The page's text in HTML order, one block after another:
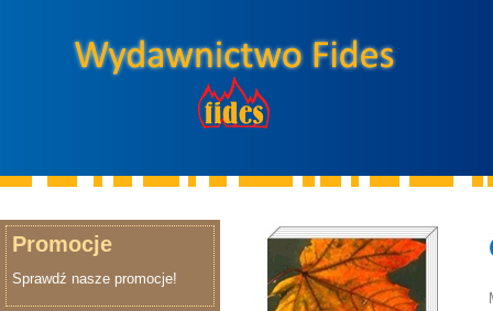
Promocje
Sprawdź nasze promocje!